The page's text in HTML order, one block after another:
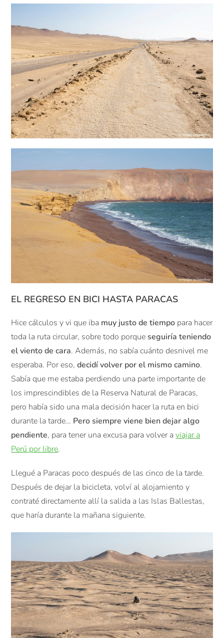
EL REGRESO EN BICI HASTA PARACAS
Hice cálculos y vi que iba muy justo de tiempo para hacer
toda la ruta circular, sobre todo porqueseguiría teniendo
el viento de cara. Además, no sabía cuánto desnivel me
esperaba. Por eso,decidí volver por el mismo camino.
Sabía que me estaba perdiendo una parte importante de
los imprescindibles de la Reserva Natural de Paracas,
pero había sido una mala decisión hacer la ruta en bici
durante la tarde… Pero siempre viene bien dejar algo
pendiente, para tener una excusa para volver aviajar a
Perú por libre.
Llegué a Paracas poco después de las cinco de la tarde.
Después de dejar la bicicleta, volví al alojamiento y
contraté directamente allí la salida a las Islas Ballestas,
que haría durante la mañana siguiente.